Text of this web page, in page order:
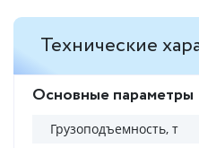
Технические
Основные параметры
Грузоподъемность, т